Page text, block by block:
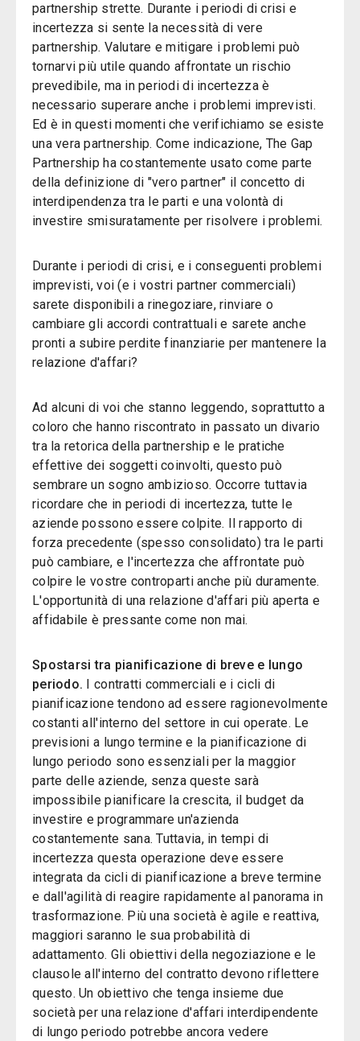
partnership strette. Durante i periodi di crisi e
incertezza si sente la necessità di vere
partnership. Valutare e mitigare i problemi può
tornarvi più utile quando affrontate un rischio
prevedibile, ma in periodi di incertezza è
necessario superare anche i problemi imprevisti.
Ed è in questi momenti che verifichiamo se esiste
una vera partnership. Come indicazione, The Gap
Partnership ha costantemente usato come parte
della definizione di "vero partner" il concetto di
interdipendenza tra le parti e una volontà di
investire smisuratamente per risolvere i problemi.
Durante i periodi di crisi, e i conseguenti problemi
imprevisti, voi (e i vostri partner commerciali)
sarete disponibili a rinegoziare, rinviare o
cambiare gli accordi contrattuali e sarete anche
pronti a subire perdite finanziarie per mantenere la
relazione d'affari?
Ad alcuni di voi che stanno leggendo, soprattutto a
coloro che hanno riscontrato in passato un divario
tra la retorica della partnership e le pratiche
effettive dei soggetti coinvolti, questo può
sembrare un sogno ambizioso. Occorre tuttavia
ricordare che in periodi di incertezza, tutte le
aziende possono essere colpite. Il rapporto di
forza precedente (spesso consolidato) tra le parti
può cambiare, e l'incertezza che affrontate può
colpire le vostre controparti anche più duramente.
L'opportunità di una relazione d'affari più aperta e
affidabile è pressante come non mai.
Spostarsi tra pianificazione di breve e lungo
periodo. I contratti commerciali e i cicli di
pianificazione tendono ad essere ragionevolmente
costanti all'interno del settore in cui operate. Le
previsioni a lungo termine e la pianificazione di
lungo periodo sono essenziali per la maggior
parte delle aziende, senza queste sarà
impossibile pianificare la crescita, il budget da
investire e programmare un'azienda
costantemente sana. Tuttavia, in tempi di
incertezza questa operazione deve essere
integrata da cicli di pianificazione a breve termine
e dall'agilità di reagire rapidamente al panorama in
trasformazione. Più una società è agile e reattiva,
maggiori saranno le sua probabilità di
adattamento. Gli obiettivi della negoziazione e le
clausole all'interno del contratto devono riflettere
questo. Un obiettivo che tenga insieme due
società per una relazione d'affari interdipendente
di lungo periodo potrebbe ancora vedere